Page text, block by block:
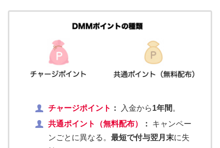
チャージポイント ： 入金から1年間。
共通ポイント（無料配布）
：
キャンペー
ンごとに異なる。 最短で付与翌月末に失